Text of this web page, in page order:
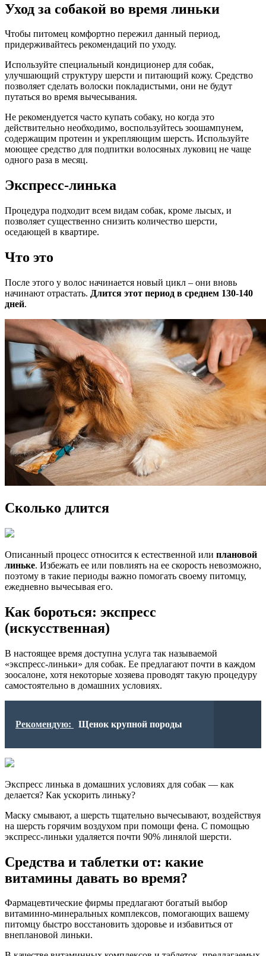
Уход за собакой во время линьки
Чтобы питомец комфортно пережил данный период,
придерживайтесь рекомендаций по уходу.
Используйте специальный кондиционер для собак,
улучшающий структуру шерсти и питающий кожу. Средство
позволяет сделать волоски покладистыми, они не будут
путаться во время вычесывания.
Не рекомендуется часто купать собаку, но когда это
действительно необходимо, воспользуйтесь зоошампунем,
содержащим протеин и укрепляющим шерсть. Используйте
моющее средство для подпитки волосяных луковиц не чаще
одного раза в месяц.
Экспресс-линька
Процедура подходит всем видам собак, кроме лысых, и
позволяет существенно снизить количество шерсти,
оседающей в квартире.
Что это
После этого у волос начинается новый цикл – они вновь
начинают отрастать. Длится этот период в среднем 130-140
дней.
Сколько длится
Описанный процесс относится к естественной или плановой
линьке. Избежать ее или повлиять на ее скорость невозможно,
поэтому в такие периоды важно помогать своему питомцу,
ежедневно вычесывая его.
Как бороться: экспресс
(искусственная)
В настоящее время доступна услуга так называемой
«экспресс-линьки» для собак. Ее предлагают почти в каждом
зоосалоне, хотя некоторые хозяева проводят такую процедуру
самостоятельно в домашних условиях.
Рекомендую: Щенок крупной породы
Экспресс линька в домашних условиях для собак — как
делается? Как ускорить линьку?
Маску смывают, а шерсть тщательно вычесывают, воздействуя
на шерсть горячим воздухом при помощи фена. С помощью
экспресс-линьки удаляется почти 90% линялой шерсти.
Средства и таблетки от: какие
витамины давать во время?
Фармацевтические фирмы предлагают богатый выбор
витаминно-минеральных комплексов, помогающих вашему
питомцу быстро восстановить здоровье и избавиться от
внеплановой линьки.